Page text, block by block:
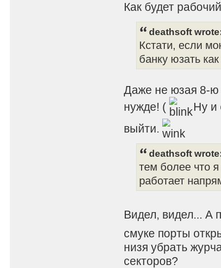
Как будет
deathsoft
Кстати, если
банку юзать
Даже не юзая 8-ю
нужде! (
Ну и
выйти.
deathsoft
тем более что
работает
Видел, видел... А
смуке порты
низя убрать
секторов?